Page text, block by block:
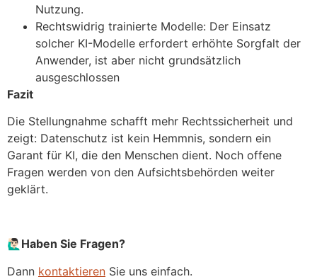
Nutzung.
Rechtswidrig trainierte Modelle: Der Einsatz
solcher KI-Modelle erfordert erhöhte Sorgfalt der
Anwender, ist aber nicht grundsätzlich
ausgeschlossen
Fazit
Die Stellungnahme schafft mehr Rechtssicherheit und
zeigt: Datenschutz ist kein Hemmnis, sondern ein
Garant für KI, die den Menschen dient. Noch offene
Fragen werden von den Aufsichtsbehörden weiter
geklärt.
🙋🏻‍♂Haben Sie Fragen?
Dann kontaktieren Sie uns einfach.